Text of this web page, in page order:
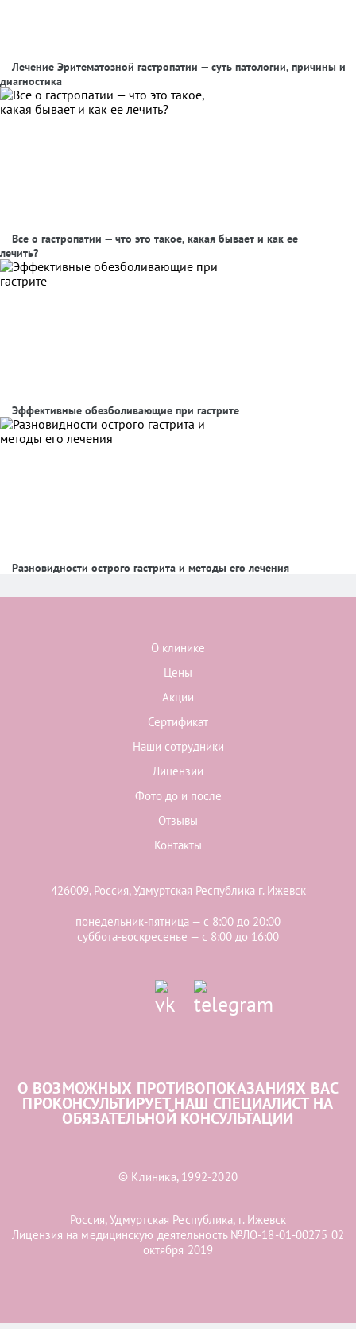
Лечение Эритематозной гастропатии — суть патологии, причины и
диагностика
Все о гастропатии — что это такое, какая бывает и как ее
лечить?
Эффективные обезболивающие при гастрите
Разновидности острого гастрита и методы его лечения
О клинике
Цены
Акции
Сертификат
Наши сотрудники
Лицензии
Фото до и после
Отзывы
Контакты
426009, Россия, Удмуртская Республика г. Ижевск
понедельник-пятница — с 8:00 до 20:00
суббота-воскресенье — с 8:00 до 16:00
О ВОЗМОЖНЫХ ПРОТИВОПОКАЗАНИЯХ ВАС
ПРОКОНСУЛЬТИРУЕТ НАШ СПЕЦИАЛИСТ НА
ОБЯЗАТЕЛЬНОЙ КОНСУЛЬТАЦИИ
© Клиника, 1992-2020
Россия, Удмуртская Республика, г. Ижевск
Лицензия на медицинскую деятельность №ЛО-18-01-00275 02
октября 2019